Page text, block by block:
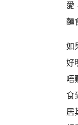
愛
麵
如
好
唔
食
居